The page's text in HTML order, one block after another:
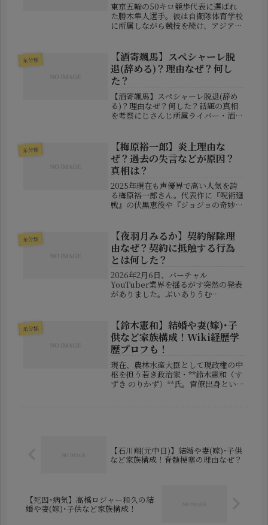
東京五輪の50キロ競歩代表に選ばれ
た勝木隼人選手。彼は自衛隊体育学校
に所属しながら競技を続け、アジア大
プロフィールや経歴、学歴に加え、気
になる結婚生活や家族構成について
詳...
未分類
【酒寄颯馬】スぺシャーレ脱
退(辞める)？理由なぜ？何し
た？
【酒寄颯馬】スぺシャーレ脱退(辞め
る)？理由なぜ？何した？話題の真相
を考察にじさんじ所属ライバー・酒寄
か」「辞めるのでは？」という声が
SNS上で広がっています。突然この...
未分類
【梅原裕一郎】炎上理由な
ぜ？過去の失言などが原因？
真相は？
2025年現在も声優界で高い人気を誇
る梅原裕一郎さん。代表作に『呪術廻
戦』の伏黒恵役や『ジョジョの奇妙な
声質で多くのファンを魅了していま
す。しかしその一方で、過去には度重
な...
未分類
【夜羽月みるか】契約解除理
由なぜ？契約に抵触する行為
とは何した？
2026年2月6日、バーチャル
YouTuber業界を揺るがす突然の発表
がありました。ぶいありうむ
るか）」さんが、マネジメント会社と
の契約を打ち切られたことが公式に発
表され...
未分類
【鈴木憲和】結婚や妻(嫁)･子
供など家族構成！Wiki経歴学
歴プロフも！
現在、農林水産大臣として現政権の中
枢を担う若き政治家・**鈴木憲和（す
ずき のりかず）**氏。官僚出身という
【石川翔(元中日)】結婚や妻(嫁)･子供
など家族構成！脊髄梗塞の理由なぜ？
【死因･病気】高橋ロジャー和久の結
婚や妻(嫁)･子供など家族構成！